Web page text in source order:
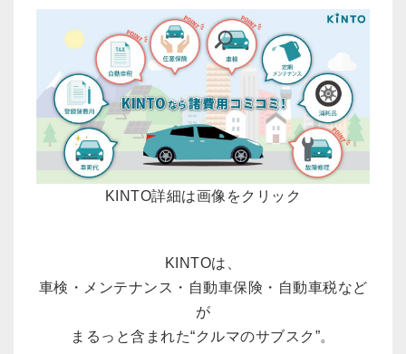
KINTO詳細は画像をクリック
KINTOは、
車検・メンテナンス・自動車保険・自動車税など
が
まるっと含まれた“クルマのサブスク”。